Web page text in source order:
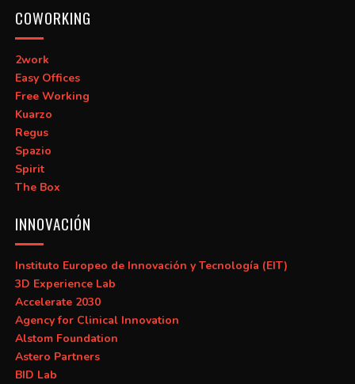
COWORKING
2work
Easy Offices
Free Working
Kuarzo
Regus
Spazio
Spirit
The Box
INNOVACIÓN
Instituto Europeo de Innovación y Tecnología (EIT)
3D Experience Lab
Accelerate 2030
Agency for Clinical Innovation
Alstom Foundation
Astero Partners
BID Lab